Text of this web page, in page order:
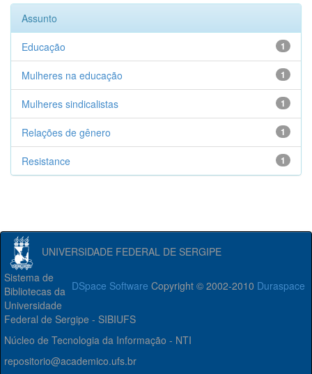
Assunto
1
Educação
1
Mulheres na educação
1
Mulheres sindicalistas
1
Relações de gênero
1
Resistance
UNIVERSIDADE FEDERAL DE SERGIPE
DSpace Software Copyright © 2002-2010 Duraspace
Sistema de
Bibliotecas da
Universidade
Federal de Sergipe - SIBIUFS
Núcleo de Tecnologia da Informação - NTI
repositorio@academico.ufs.br